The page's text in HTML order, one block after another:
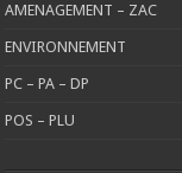
AMENAGEMENT – ZAC
ENVIRONNEMENT
PC – PA – DP
POS – PLU